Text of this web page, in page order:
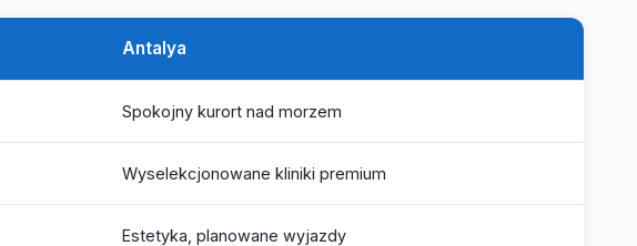
Antalya
Spokojny kurort nad morzem
Wyselekcjonowane kliniki premium
Estetyka, planowane wyjazdy